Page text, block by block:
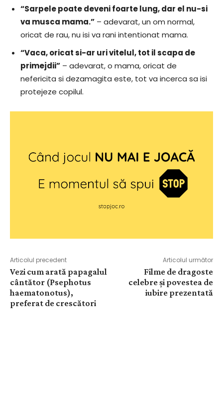
“Sarpele poate deveni foarte lung, dar el nu-si
va musca mama.” – adevarat, un om normal,
oricat de rau, nu isi va rani intentionat mama.
“Vaca, oricat si-ar uri vitelul, tot il scapa de
primejdii” – adevarat, o mama, oricat de
nefericita si dezamagita este, tot va incerca sa isi
protejeze copilul.
Articolul precedent
Vezi cum arată papagalul
cântător (Psephotus
haematonotus),
preferat de crescători
Articolul următor
Filme de dragoste
celebre și povestea de
iubire prezentată